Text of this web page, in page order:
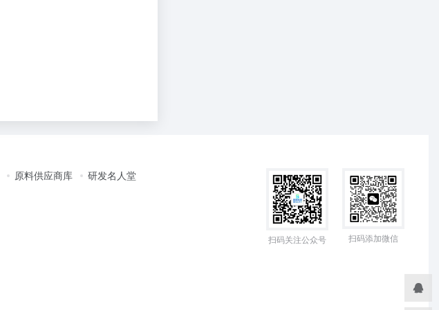
原料供应商库 研发名人堂
扫码关注公众号 扫码添加微信